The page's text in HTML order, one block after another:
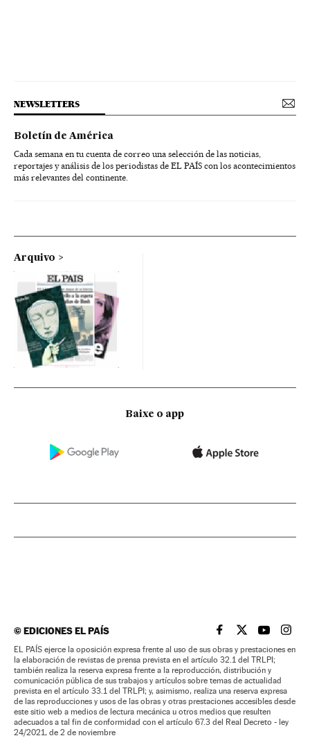
NEWSLETTERS
Boletín de América
Cada semana en tu cuenta de correo una selección de las noticias,
reportajes y análisis de los periodistas de EL PAÍS con los acontecimientos
más relevantes del continente.
Arquivo
Baixe o app
©EDICIONES EL PAÍS EL PAÍS BRASIL EN
EL PAÍSEL PAÍS
EL
EL PAÍS ejerce la oposición expresa frente al uso de sus obras y prestaciones en
la elaboración de revistas de prensa prevista en el artículo 32.1 del TRLPI;
también realiza la reserva expresa frente a la reproducción, distribución y
comunicación pública de sus trabajos y artículos sobre temas de actualidad
prevista en el artículo 33.1 del TRLPI; y, asimismo, realiza una reserva expresa
de las reproducciones y usos de las obras y otras prestaciones accesibles desde
este sitio web a medios de lectura mecánica u otros medios que resulten
adecuados a tal fin de conformidad con el artículo 67.3 del Real Decreto - ley
24/2021, de 2 de noviembre